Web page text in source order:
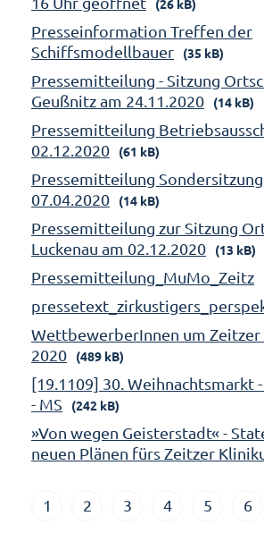
(26 kB)
Presseinformation Treffen der
Schiffsmodellbauer
(35 kB)
Pressemitteilung - Sitzung
Geußnitz am 24.11.2020
(14 kB)
Pressemitteilung
02.12.2020
(61 kB)
Pressemitteilung
07.04.2020
(14 kB)
Pressemitteilung zur Sitzung
Luckenau am 02.12.2020
(13 kB)
Pressemitteilung_MuMo_Zeitz
WettbewerberInnen um Zeitzer
2020
(489 kB)
[19.1109] 30. Weihnachtsmarkt
- MS
(242 kB)
»Von wegen Geisterstadt« -
neuen Plänen fürs Zeitzer
1 2 3 4 5 6